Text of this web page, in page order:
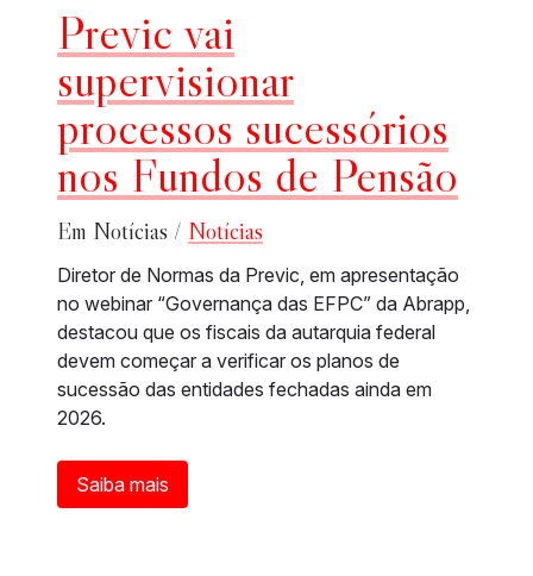
Previc vai
supervisionar
processos sucessórios
nos Fundos de Pensão
Em Notícias / Notícias
Diretor de Normas da Previc, em apresentação
no webinar “Governança das EFPC” da Abrapp,
destacou que os fiscais da autarquia federal
devem começar a verificar os planos de
sucessão das entidades fechadas ainda em
2026.
Saiba mais